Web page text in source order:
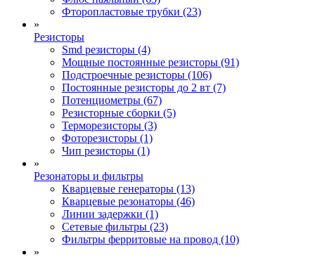
Фторопластовые трубки (23)
»
Резисторы
Smd резисторы (4)
Мощные постоянные резисторы (91)
Подстроечные резисторы (106)
Постоянные резисторы до 2 вт (7)
Потенциометры (67)
Резисторные сборки (5)
Терморезисторы (3)
Фоторезисторы (1)
Чип резисторы (1)
»
Резонаторы и фильтры
Кварцевые генераторы (13)
Кварцевые резонаторы (46)
Линии задержки (1)
Сетевые фильтры (23)
Фильтры ферритовые на провод (10)
»